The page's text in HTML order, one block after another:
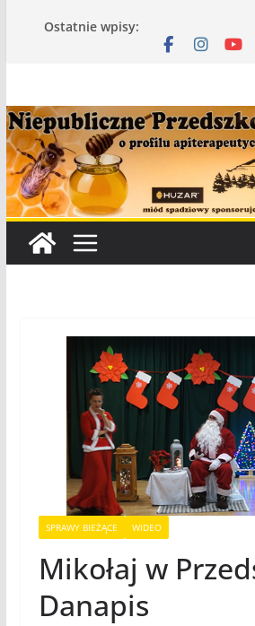
Ostatnie wpisy:
SPRAWY BIEŻĄCE WIDEO
Mikołaj w
Danapis